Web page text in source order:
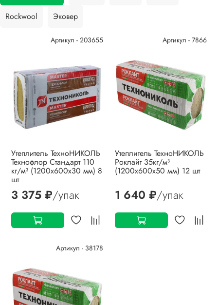
Rockwool
Эковер
Артикул - 203655
Утеплитель ТехноНИКОЛЬ
Технофлор Стандарт 110
кг/м³ (1200х600х30 мм) 8
шт
3 375 ₽/упак
Артикул - 7866
Утеплитель ТехноНИКОЛЬ
Роклайт 35кг/м³
(1200х600х50 мм) 12 шт
1 640 ₽/упак
Артикул - 38178